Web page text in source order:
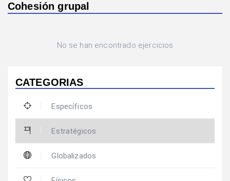
Cohesión grupal
No se han encontrado ejercicios
CATEGORIAS
Específicos
Estratégicos
Globalizados